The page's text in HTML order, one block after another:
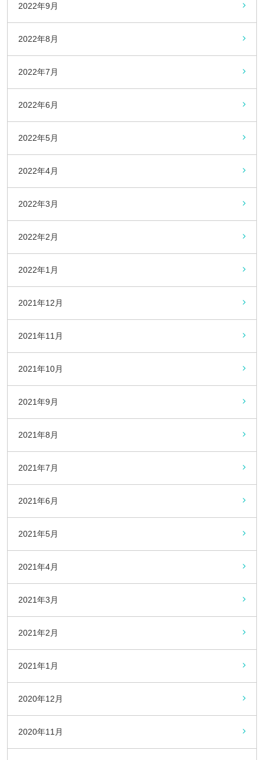
2022年9月
2022年8月
2022年7月
2022年6月
2022年5月
2022年4月
2022年3月
2022年2月
2022年1月
2021年12月
2021年11月
2021年10月
2021年9月
2021年8月
2021年7月
2021年6月
2021年5月
2021年4月
2021年3月
2021年2月
2021年1月
2020年12月
2020年11月